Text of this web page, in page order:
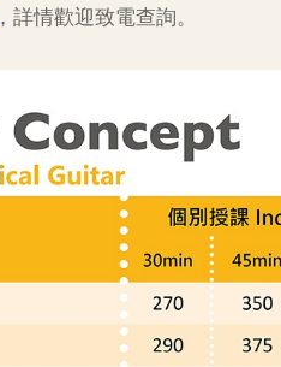
，詳情歡迎致電查詢。